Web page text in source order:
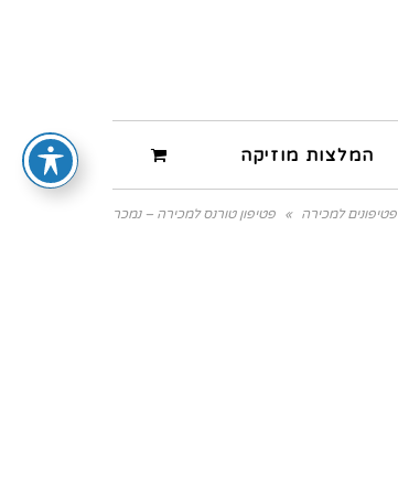
המלצות מוזיקה
פטיפונים למכירה » פטיפון טורנס למכירה – נמכר